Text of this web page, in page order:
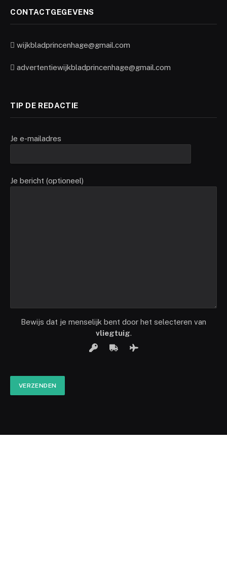
CONTACTGEGEVENS
wijkbladprincenhage@gmail.com
advertentiewijkbladprincenhage@gmail.com
TIP DE REDACTIE
Je e-mailadres
Je bericht (optioneel)
Bewijs dat je menselijk bent door het selecteren van
vliegtuig.